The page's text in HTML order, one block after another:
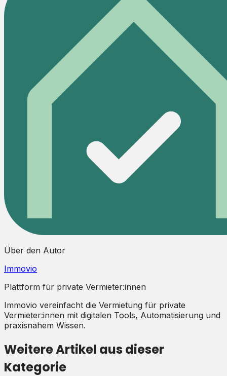
Über den Autor
Immovio
Plattform für private Vermieter:innen
Immovio vereinfacht die Vermietung für private
Vermieter:innen mit digitalen Tools, Automatisierung und
praxisnahem Wissen.
Weitere Artikel aus dieser
Kategorie